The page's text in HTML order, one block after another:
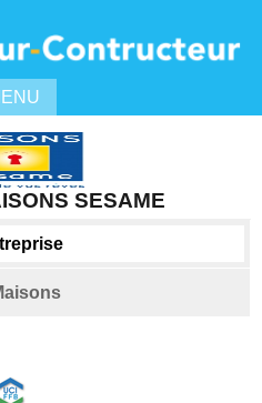
SESAME